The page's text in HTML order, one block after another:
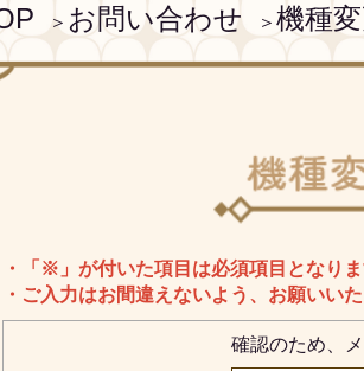
＞ お問い合わせ ＞ 機種
・「※」が付いた項目は必須項目となり
・ご入力はお間違えないよう、お願いい
確認のため、